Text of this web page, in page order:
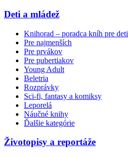
Deti a mládež
Knihorad – poradca kníh pre deti
Pre najmenších
Pre prvákov
Pre pubertiakov
Young Adult
Beletria
Rozprávky
Sci-fi, fantasy a komiksy
Leporelá
Náučné knihy
Ďalšie kategórie
Životopisy a reportáže